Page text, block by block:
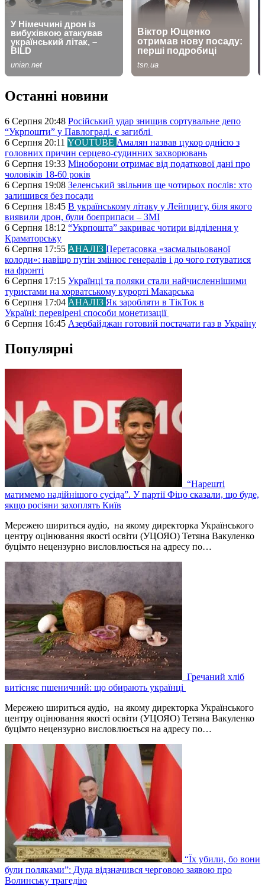
Останні новини
6 Серпня 20:48 Російський удар знищив сортувальне депо
“Укрпошти” у Павлограді, є загиблі
6 Серпня 20:11 YOUTUBE Амалян назвав цукор однією з
головних причин серцево-судинних захворювань
6 Серпня 19:33 Міноборони отримає від податкової дані про
чоловіків 18-60 років
6 Серпня 19:08 Зеленський звільнив ще чотирьох послів: хто
залишився без посади
6 Серпня 18:45 В українському літаку у Лейпцигу, біля якого
виявили дрон, були боєприпаси – ЗМІ
6 Серпня 18:12 “Укрпошта” закриває чотири відділення у
Краматорську
6 Серпня 17:55 АНАЛІЗ Перетасовка «засмальцьованої
колоди»: навіщо путін змінює генералів і до чого готуватися
на фронті
6 Серпня 17:15 Українці та поляки стали найчисленнішими
туристами на хорватському курорті Макарська
6 Серпня 17:04 АНАЛІЗ Як заробляти в ТікТок в
Україні: перевірені способи монетизації
6 Серпня 16:45 Азербайджан готовий постачати газ в Україну
Популярні
“Нарешті
матимемо надійнішого сусіда”. У партії Фіцо сказали, що буде,
якщо росіяни захоплять Київ
Мережею шириться аудіо, на якому директорка Українського
центру оцінювання якості освіти (УЦОЯО) Тетяна Вакуленко
буцімто нецензурно висловлюється на адресу по…
Гречаний хліб
витісняє пшеничний: що обирають українці
Мережею шириться аудіо, на якому директорка Українського
центру оцінювання якості освіти (УЦОЯО) Тетяна Вакуленко
буцімто нецензурно висловлюється на адресу по…
“Їх убили, бо вони
були поляками”: Дуда відзначився черговою заявою про
Волинську трагедію